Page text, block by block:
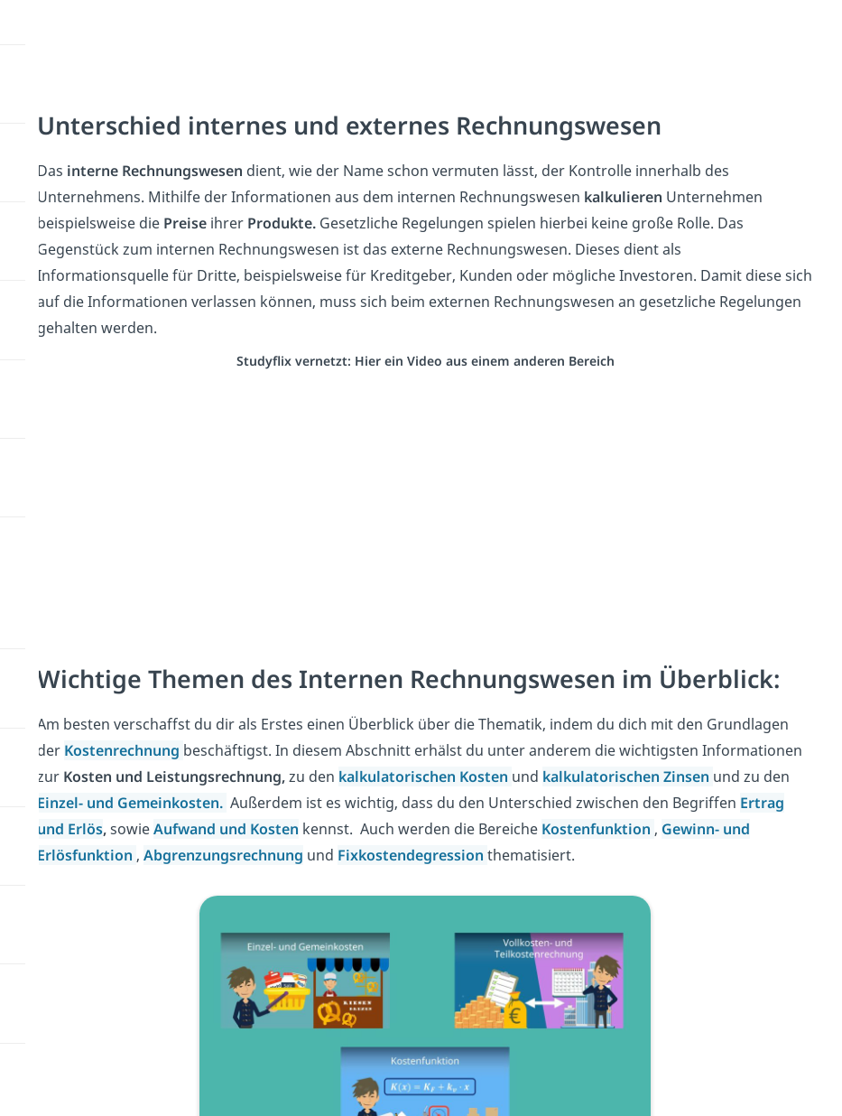
Unterschied internes und externes Rechnungswesen
Das interne Rechnungswesen dient, wie der Name schon vermuten lässt, der Kontrolle innerhalb des
Unternehmens. Mithilfe der Informationen aus dem internen Rechnungswesen kalkulieren Unternehmen
beispielsweise die Preise ihrer Produkte. Gesetzliche Regelungen spielen hierbei keine große Rolle. Das
Gegenstück zum internen Rechnungswesen ist das externe Rechnungswesen. Dieses dient als
Informationsquelle für Dritte, beispielsweise für Kreditgeber, Kunden oder mögliche Investoren. Damit diese sich
auf die Informationen verlassen können, muss sich beim externen Rechnungswesen an gesetzliche Regelungen
gehalten werden.
Studyflix vernetzt: Hier ein Video aus einem anderen Bereich
Wichtige Themen des Internen Rechnungswesen im Überblick:
Am besten verschaffst du dir als Erstes einen Überblick über die Thematik, indem du dich mit den Grundlagen
der Kostenrechnung beschäftigst. In diesem Abschnitt erhälst du unter anderem die wichtigsten Informationen
zur Kosten und Leistungsrechnung,zu den kalkulatorischen Kosten und kalkulatorischen Zinsen und zu den
Einzel- und Gemeinkosten. Außerdem ist es wichtig, dass du den Unterschied zwischen den Begriffen Ertrag
und Erlös,sowieAufwand und Kosten kennst. Auch werden die Bereiche Kostenfunktion , Gewinn- und
Erlösfunktion , Abgrenzungsrechnung und Fixkostendegression thematisiert.